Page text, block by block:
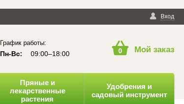
Вход
График работы:
Пн-Вс: 09:00–18:00 0 Мой заказ
Пряные и
лекарственные
растения
Удобрения и
садовый инструмент